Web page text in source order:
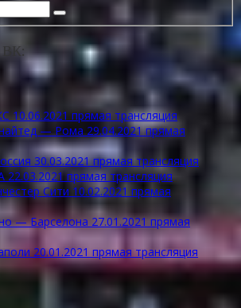
ВК:
прямая трансляция
— Рома 29.04.2021 прямая
30.03.2021 прямая трансляция
прямая трансляция
Сити 10.02.2021 прямая
— Барселона 27.01.2021 прямая
20.01.2021 прямая трансляция